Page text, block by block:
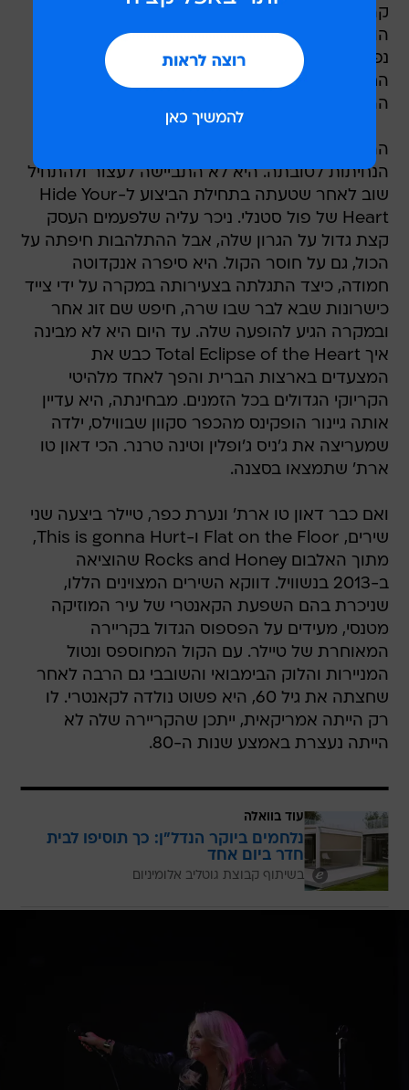
קהל נרגש.
הוא היה נרגש בעיקר משום שהיא עצמה הייתה כה
נפעמת, עד שגם אחרי שההופעה הסתיימה ואנשים
החלו לנהור ליציאה, היא נשארה להודות לשורות
הראשונות ופשוט סירבה לרדת.
ההסתפקות של טיילר במועט עזרה לה לנתב את
הנחיתות לטובתה. היא לא התביישה לעצור ולהתחיל
שוב לאחר שטעתה בתחילת הביצוע ל-Hide Your
Heart של פול סטנלי. ניכר עליה שלפעמים העסק
קצת גדול על הגרון שלה, אבל ההתלהבות חיפתה על
הכול, גם על חוסר הקול. היא סיפרה אנקדוטה
חמודה, כיצד התגלתה בצעירותה במקרה על ידי צייד
כישרונות שבא לבר שבו שרה, חיפש שם זוג אחר
ובמקרה הגיע להופעה שלה. עד היום היא לא מבינה
איך Total Eclipse of the Heart כבש את
המצעדים בארצות הברית והפך לאחד מלהיטי
הקריוקי הגדולים בכל הזמנים. מבחינתה, היא עדיין
אותה גיינור הופקינס מהכפר סקוון שבווילס, ילדה
שמעריצה את ג'ניס ג'ופלין וטינה טרנר. הכי דאון טו
ארת' שתמצאו בסצנה.
ואם כבר דאון טו ארת' ונערת כפר, טיילר ביצעה שני
שירים, Flat on the Floor ו-This is gonna Hurt,
מתוך האלבום Rocks and Honey שהוציאה
ב-2013 בנשוויל. דווקא השירים המצוינים הללו,
שניכרת בהם השפעת הקאנטרי של עיר המוזיקה
מטנסי, מעידים על הפספוס הגדול בקריירה
המאוחרת של טיילר. עם הקול המחוספס ונטול
המניירות והלוק הבימבואי והשובבי גם הרבה לאחר
שחצתה את גיל 60, היא פשוט נולדה לקאנטרי. לו
רק הייתה אמריקאית, ייתכן שהקריירה שלה לא
הייתה נעצרת באמצע שנות ה-80.
עוד בוואלה
נלחמים ביוקר הנדל"ן: כך תוסיפו לבית
חדר ביום אחד
בשיתוף קבוצת גוטליב אלומיניום